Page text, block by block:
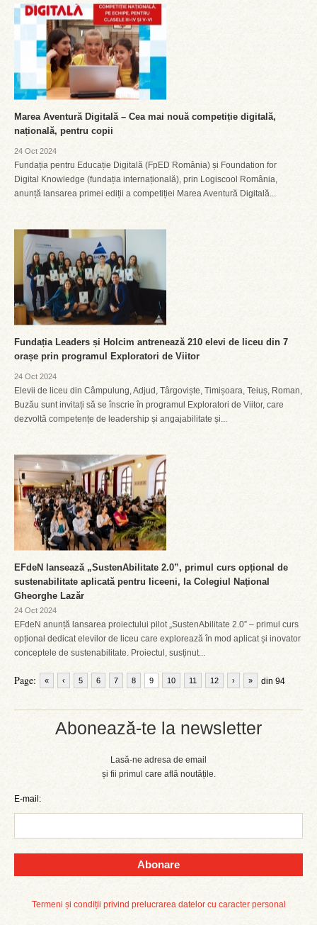
Abonează-te la newsletter
Lasă-ne adresa de email
și fii primul care află noutățile.
E-mail:
Abonare
Termeni și condiții privind prelucrarea datelor cu caracter personal
Marea Aventură Digitală – Cea mai nouă competiție digitală,
națională, pentru copii
24 Oct 2024
Fundația pentru Educație Digitală (FpED România) și Foundation for
Digital Knowledge (fundația internațională), prin Logiscool România,
anunță lansarea primei ediții a competiției Marea Aventură Digitală...
Fundația Leaders și Holcim antrenează 210 elevi de liceu din 7
orașe prin programul Exploratori de Viitor
24 Oct 2024
Elevii de liceu din Câmpulung, Adjud, Târgoviște, Timișoara, Teiuș, Roman,
Buzău sunt invitați să se înscrie în programul Exploratori de Viitor, care
dezvoltă competențe de leadership și angajabilitate și...
EFdeN lansează „SustenAbilitate 2.0”, primul curs opțional de
sustenabilitate aplicată pentru liceeni, la Colegiul Național
Gheorghe Lazăr
24 Oct 2024
EFdeN anunță lansarea proiectului pilot „SustenAbilitate 2.0” – primul curs
opțional dedicat elevilor de liceu care explorează în mod aplicat și inovator
conceptele de sustenabilitate. Proiectul, susținut...
Page: « ‹ 5 6 7 8 9 10 11 12 din 94
› »